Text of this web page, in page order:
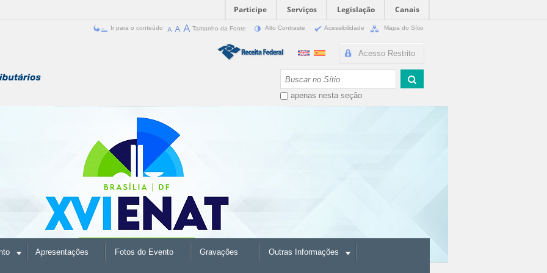
Participe Serviços Legislação
Canais
Ir para o conteúdo Tamanho da Fonte Alto Contraste Acessibilidade Mapa do Sítio
Acesso Restrito
apenas nesta seção
Apresentações Fotos do Evento Gravações Outras Informações